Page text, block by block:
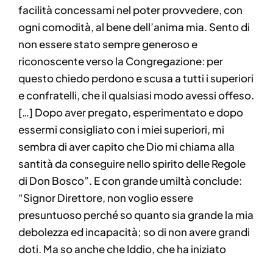
facilità concessami nel poter provvedere, con
ogni comodità, al bene dell’anima mia. Sento di
non essere stato sempre generoso e
riconoscente verso la Congregazione: per
questo chiedo perdono e scusa a tutti i superiori
e confratelli, che il qualsiasi modo avessi offeso.
[…] Dopo aver pregato, esperimentato e dopo
essermi consigliato con i miei superiori, mi
sembra di aver capito che Dio mi chiama alla
santità da conseguire nello spirito delle Regole
di Don Bosco”. E con grande umiltà conclude:
“Signor Direttore, non voglio essere
presuntuoso perché so quanto sia grande la mia
debolezza ed incapacità; so di non avere grandi
doti. Ma so anche che Iddio, che ha iniziato